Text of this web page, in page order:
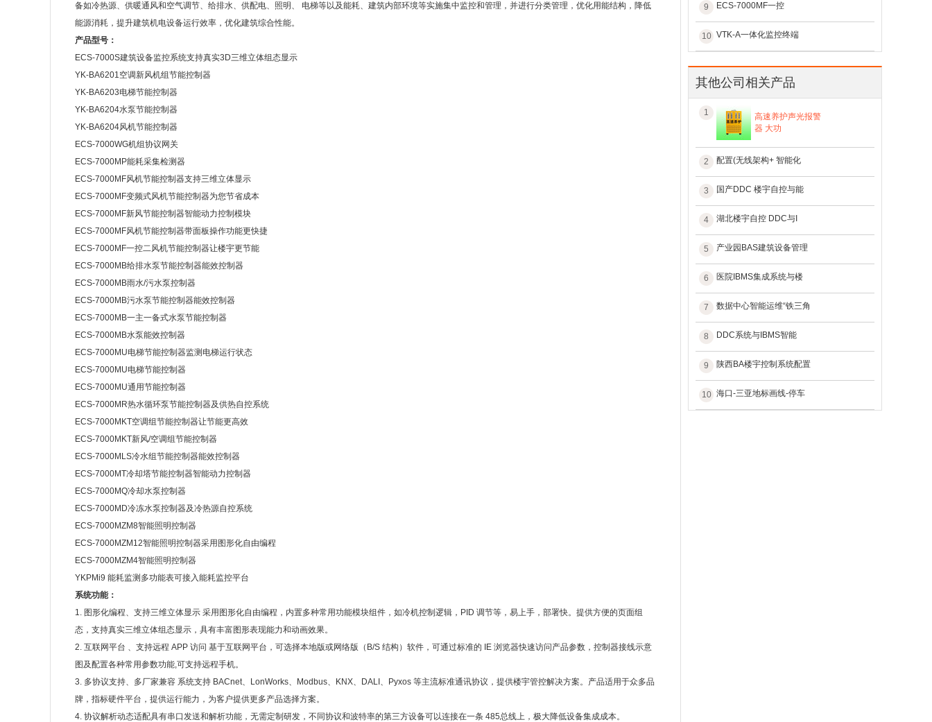
备如冷热源、供暖通风和空气调节、给排水、供配电、照明、 电梯等以及能耗、建筑内部环境等实施集中监控和管理，并进行分类管理，优化用能结构，降低
能源消耗，提升建筑机电设备运行效率，优化建筑综合性能。
产品型号：
ECS-7000S建筑设备监控系统支持真实3D三维立体组态显示
YK-BA6201空调新风机组节能控制器
YK-BA6203电梯节能控制器
YK-BA6204水泵节能控制器
YK-BA6204风机节能控制器
ECS-7000WG机组协议网关
ECS-7000MP能耗采集检测器
ECS-7000MF风机节能控制器支持三维立体显示
ECS-7000MF变频式风机节能控制器为您节省成本
ECS-7000MF新风节能控制器智能动力控制模块
ECS-7000MF风机节能控制器带面板操作功能更快捷
ECS-7000MF一控二风机节能控制器让楼宇更节能
ECS-7000MB给排水泵节能控制器能效控制器
ECS-7000MB雨水/污水泵控制器
ECS-7000MB污水泵节能控制器能效控制器
ECS-7000MB一主一备式水泵节能控制器
ECS-7000MB水泵能效控制器
ECS-7000MU电梯节能控制器监测电梯运行状态
ECS-7000MU电梯节能控制器
ECS-7000MU通用节能控制器
ECS-7000MR热水循环泵节能控制器及供热自控系统
ECS-7000MKT空调组节能控制器让节能更高效
ECS-7000MKT新风/空调组节能控制器
ECS-7000MLS冷水组节能控制器能效控制器
ECS-7000MT冷却塔节能控制器智能动力控制器
ECS-7000MQ冷却水泵控制器
ECS-7000MD冷冻水泵控制器及冷热源自控系统
ECS-7000MZM8智能照明控制器
ECS-7000MZM12智能照明控制器采用图形化自由编程
ECS-7000MZM4智能照明控制器
YKPMi9 能耗监测多功能表可接入能耗监控平台
系统功能：
1. 图形化编程、支持三维立体显示 采用图形化自由编程，内置多种常用功能模块组件，如冷机控制逻辑，PID 调节等，易上手，部署快。提供方便的页面组
态，支持真实三维立体组态显示，具有丰富图形表现能力和动画效果。
2. 互联网平台 、支持远程 APP 访问 基于互联网平台，可选择本地版或网络版（B/S 结构）软件，可通过标准的 IE 浏览器快速访问产品参数，控制器接线示意
图及配置各种常用参数功能,可支持远程手机。
3. 多协议支持、多厂家兼容 系统支持 BACnet、LonWorks、Modbus、KNX、DALI、Pyxos 等主流标准通讯协议，提供楼宇管控解决方案。产品适用于众多品
牌，指标硬件平台，提供运行能力，为客户提供更多产品选择方案。
4. 协议解析动态适配具有串口发送和解析功能，无需定制研发，不同协议和波特率的第三方设备可以连接在一条 485总线上，极大降低设备集成成本。
9 ECS-7000MF一控
10 VTK-A一体化监控终端
其他公司相关产品
1
高速养护声光报警
器 大功
2 配置(无线架构+ 智能化
3 国产DDC 楼宇自控与能
4 湖北楼宇自控 DDC与I
5 产业园BAS建筑设备管理
6 医院IBMS集成系统与楼
7 数据中心智能运维“铁三角
8 DDC系统与IBMS智能
9 陕西BA楼宇控制系统配置
10 海口-三亚地标画线-停车